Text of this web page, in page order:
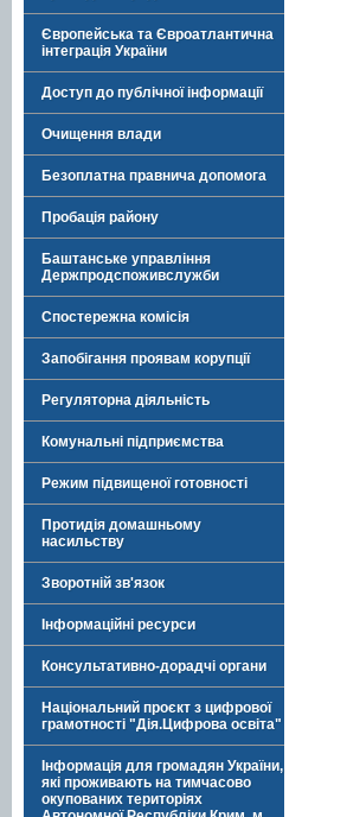
Європейська та Євроатлантична
інтеграція України
Доступ до публічної інформації
Очищення влади
Безоплатна правнича допомога
Пробація району
Баштанське управління
Держпродспоживслужби
Спостережна комісія
Запобігання проявам корупції
Регуляторна діяльність
Комунальні підприємства
Режим підвищеної готовності
Протидія домашньому
насильству
Зворотній зв'язок
Інформаційні ресурси
Консультативно-дорадчі органи
Національний проєкт з цифрової
грамотності "Дія.Цифрова освіта"
Інформація для громадян України,
які проживають на тимчасово
окупованих територіях